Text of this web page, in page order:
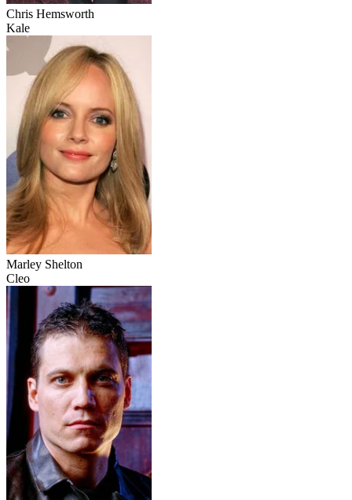
Chris Hemsworth
Kale
Marley Shelton
Cleo